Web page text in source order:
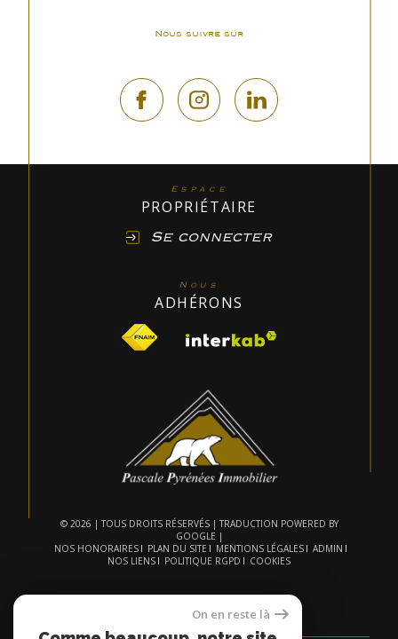
Nous suivre sur
Espace
PROPRIÉTAIRE
Se connecter
Nous
ADHÉRONS
© 2026 | TOUS DROITS RÉSERVÉS | TRADUCTION POWERED BY
GOOGLE |
NOS HONORAIRES
PLAN DU SITE MENTIONS LÉGALES
ADMIN
NOS LIENS
POLITIQUE RGPD COOKIES
On en reste là